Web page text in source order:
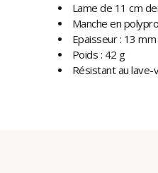
Lame de 11 cm
Manche en
Epaisseur : 13 mm
Poids : 42 g
Résistant au lave-